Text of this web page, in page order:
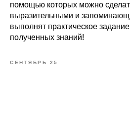
помощью которых можно
выразительными и
выполнят практическое
полученных знаний!
СЕНТЯБРЬ 25